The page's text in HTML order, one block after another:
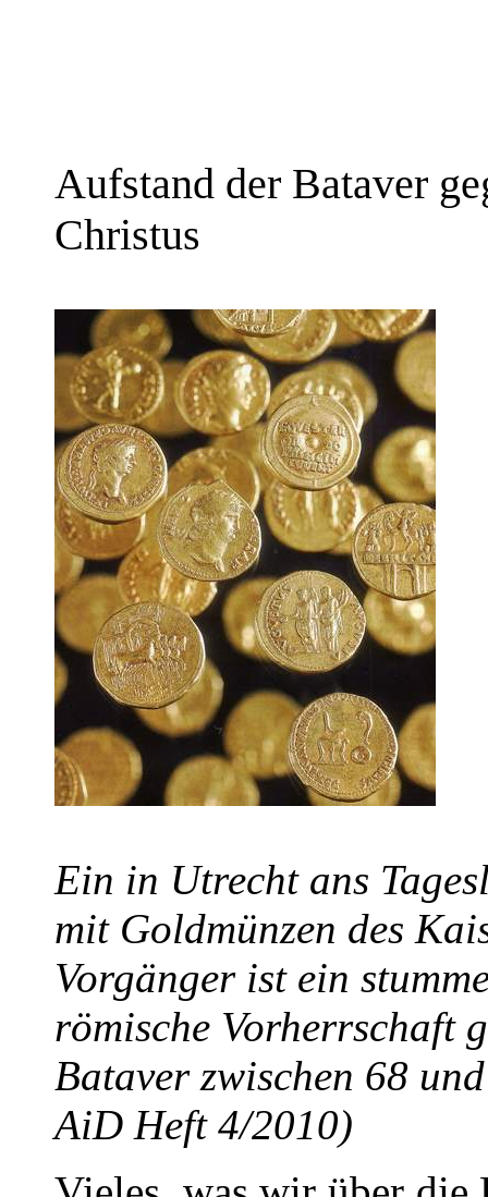
Aufstand der Bataver
Christus
Ein in Utrecht ans
mit Goldmünzen des
Vorgänger ist ein
römische Vorherrschaft
Bataver zwischen 68
AiD Heft 4/2010)